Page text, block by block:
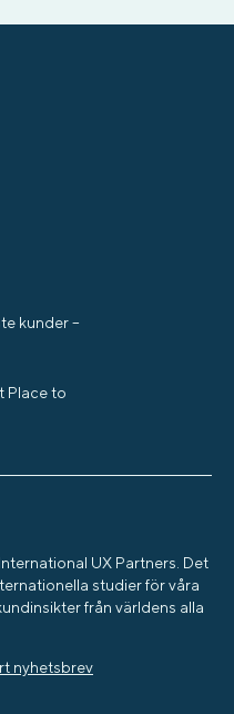
kunder –
Place to
UX Partners. Det
studier för våra
från världens alla
nyhetsbrev